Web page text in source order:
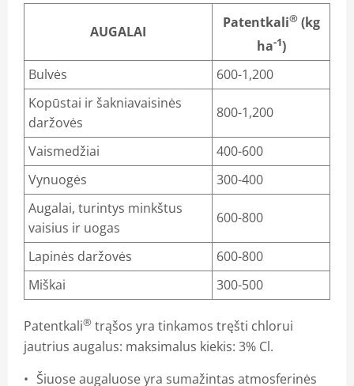
AUGALAI
Patentkali®(kg
ha-1)
Bulvės
600-1,200
Kopūstai ir šakniavaisinės
daržovės
800-1,200
Vaismedžiai
400-600
Vynuogės
300-400
Augalai, turintys minkštus
vaisius ir uogas
600-800
Lapinės daržovės
600-800
Miškai
300-500
Patentkali® trąšos yra tinkamos tręšti chlorui
jautrius augalus: maksimalus kiekis: 3% Cl.
Šiuose augaluose yra sumažintas atmosferinės